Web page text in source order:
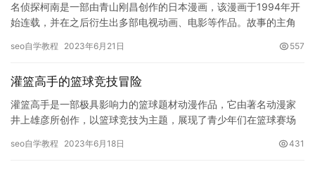
名侦探柯南是一部由青山刚昌创作的日本漫画，该漫画于1994年开
始连载，并在之后衍生出多部电视动画、电影等作品。故事的主角
学…
seo自学教程 2023年6月21日 557
灌篮高手的篮球竞技冒险
灌篮高手是一部极具影响力的篮球题材动漫作品，它由著名动漫家
井上雄彦所创作，以篮球竞技为主题，展现了青少年们在篮球赛场
的故事…
seo自学教程 2023年6月18日 431